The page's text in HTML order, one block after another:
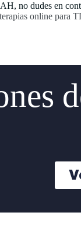
no dudes en
terapias online para